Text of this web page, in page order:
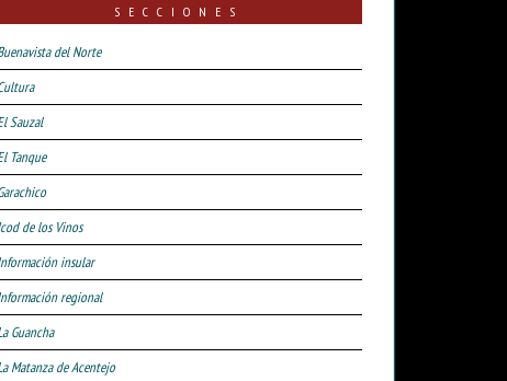
SECCIONES
del Norte
Sauzal
Tanque
de los Vinos
insular
regional
Guancha
Matanza de Acentejo